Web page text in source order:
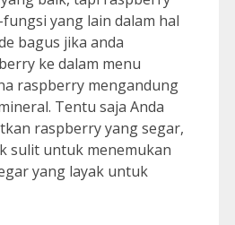
yang lain dalam hal
bagus jika anda
ke dalam menu
raspberry mengandung
Tentu saja Anda
raspberry yang segar,
sulit untuk menemukan
yang layak untuk